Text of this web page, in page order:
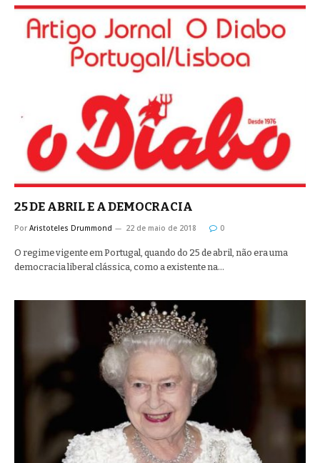
25 DE ABRIL E A DEMOCRACIA
Por Aristoteles Drummond 22 de maio de 2018 0
O regime vigente em Portugal, quando do 25 de abril, não era uma
democracia liberal clássica, como a existente na…